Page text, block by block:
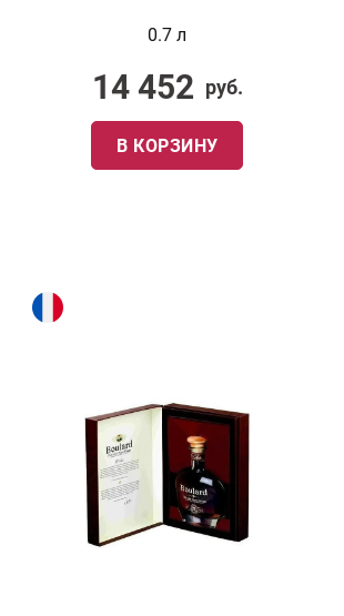
0.7 л
14 452 руб.
В КОРЗИНУ